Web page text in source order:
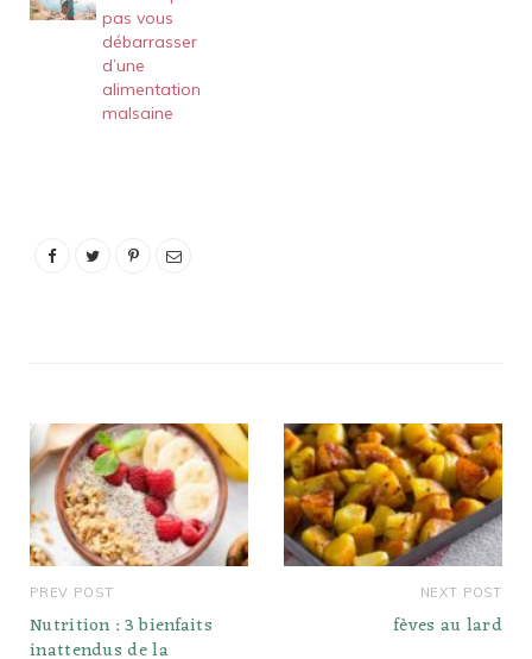
pas vous
débarrasser
d’une
alimentation
malsaine
PREV POST
Nutrition : 3 bienfaits
inattendus de la
NEXT POST
fèves au lard